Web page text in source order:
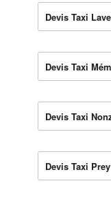
Devis Taxi
Devis Taxi
Devis Taxi
Devis Taxi Prey